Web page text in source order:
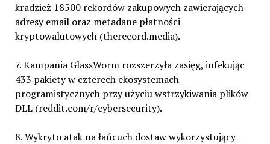
kradzież 18500 rekordów zakupowych zawierających
adresy email oraz metadane płatności
kryptowalutowych (therecord.media).
7. Kampania GlassWorm rozszerzyła zasięg, infekując
433 pakiety w czterech ekosystemach
programistycznych przy użyciu wstrzykiwania plików
DLL (reddit.com/r/cybersecurity).
8. Wykryto atak na łańcuch dostaw wykorzystujący